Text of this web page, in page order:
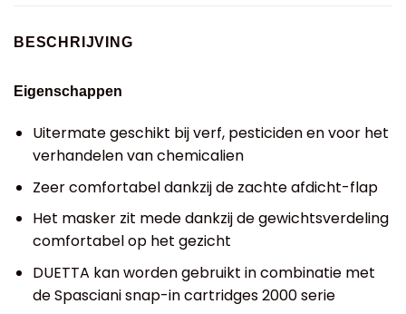
BESCHRIJVING
Eigenschappen
Uitermate geschikt bij verf, pesticiden en voor het
verhandelen van chemicalien
Zeer comfortabel dankzij de zachte afdicht-flap
Het masker zit mede dankzij de gewichtsverdeling
comfortabel op het gezicht
DUETTA kan worden gebruikt in combinatie met
de Spasciani snap-in cartridges 2000 serie